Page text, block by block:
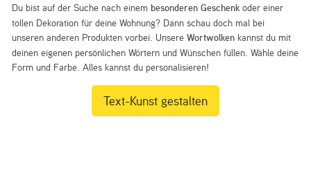
Du bist auf der Suche nach einem besonderen Geschenk oder einer
tollen Dekoration für deine Wohnung? Dann schau doch mal bei
unseren anderen Produkten vorbei. UnsereWortwolken kannst du mit
deinen eigenen persönlichen Wörtern und Wünschen füllen. Wähle deine
Form und Farbe. Alles kannst du personalisieren!
Text-Kunst gestalten